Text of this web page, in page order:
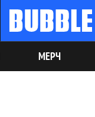
МЕРЧ